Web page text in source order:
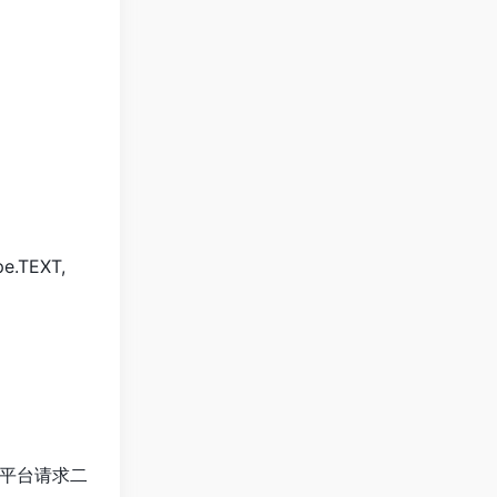
台请求二